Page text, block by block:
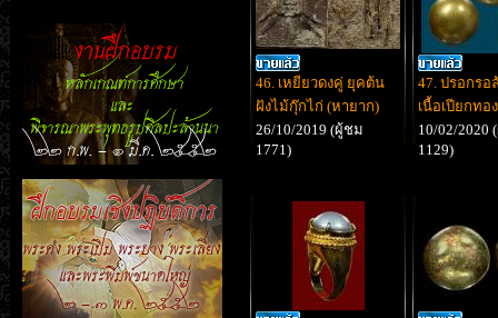
46. เหยียวดงคู่ ยุคต้น
ฝังไม้กุ๊กไก่ (หายาก)
26/10/2019 (ผู้ชม
1771)
47. ปรอกรอ
เนื้อเปียกทอง
10/02/2020
1129)